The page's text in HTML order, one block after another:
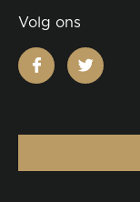
Volg ons
facebooktwitter